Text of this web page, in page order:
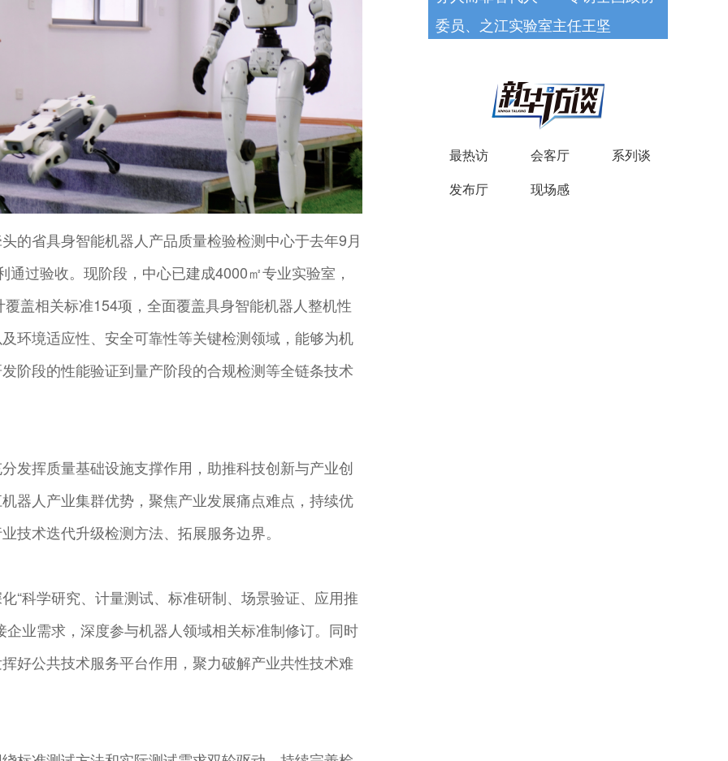
的省具身智能机器人产品质量检验检测中心于去年9月
通过验收。现阶段，中心已建成4000㎡专业实验室，
盖相关标准154项，全面覆盖具身智能机器人整机性
环境适应性、安全可靠性等关键检测领域，能够为机
阶段的性能验证到量产阶段的合规检测等全链条技术
发挥质量基础设施支撑作用，助推科技创新与产业创
器人产业集群优势，聚焦产业发展痛点难点，持续优
技术迭代升级检测方法、拓展服务边界。
“科学研究、计量测试、标准研制、场景验证、应用推
企业需求，深度参与机器人领域相关标准制修订。同时
好公共技术服务平台作用，聚力破解产业共性技术难
委员、之江实验室主任王坚
最热访 会客厅
系列谈
发布厅
现场感